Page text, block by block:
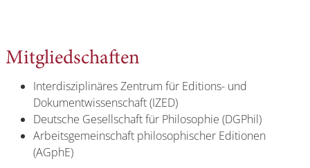
Mitgliedschaften
Interdisziplinäres Zentrum für Editions- und
Dokumentwissenschaft (IZED)
Deutsche Gesellschaft für Philosophie (DGPhil)
Arbeitsgemeinschaft philosophischer Editionen
(AGphE)